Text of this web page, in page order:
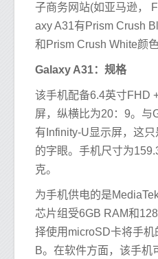
子商务网站(如亚马逊，
axy A31有Prism Crush
和Prism Crush White颜
Galaxy A31：规格
该手机配备6.4英寸FHD
屏，纵横比为20：9。与
有Infinity-U显示屏，这
的字眼。手机尺寸为
克。
为手机供电的是
芯片组受6GB RAM和
择使用microSD卡将手
B。在软件方面，该手机